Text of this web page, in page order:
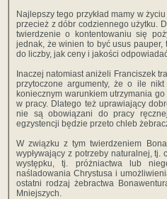
Najlepszy tego przykład mamy w
przecież z dóbr codziennego użytku.
twierdzenie o kontentowaniu się
jednak, że winien to być usus
do liczby, jak ceny i jakości
Inaczej natomiast aniżeli Franciszek
przytoczone argumenty, że o ile
koniecznym warunkiem utrzymania
w pracy. Dlatego też uprawiający
nie są obowiązani do pracy
egzystencji będzie przeto chleb
W związku z tym twierdzeniem
wypływający z potrzeby naturalnej,
występku, tj. próżniactwa lub
naśladowania Chrystusa i
ostatni rodzaj żebractwa
Mniejszych.